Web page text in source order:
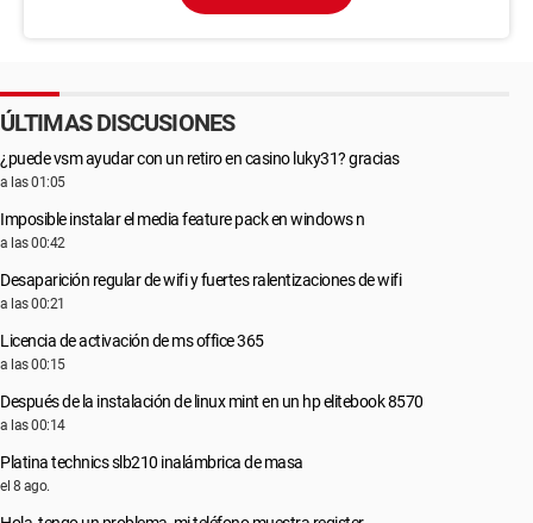
ÚLTIMAS DISCUSIONES
¿puede vsm ayudar con un retiro en casino luky31? gracias
a las 01:05
Imposible instalar el media feature pack en windows n
a las 00:42
Desaparición regular de wifi y fuertes ralentizaciones de wifi
a las 00:21
Licencia de activación de ms office 365
a las 00:15
Después de la instalación de linux mint en un hp elitebook 8570
a las 00:14
Platina technics slb210 inalámbrica de masa
el 8 ago.